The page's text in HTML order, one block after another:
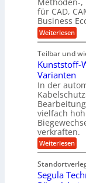
w
i
c
k
e
l
t
g
e
r
a
p
p
ü
b
e
r
V
o
r
j
a
h
r
A
r
b
e
i
t
s
m
a
r
k
t
s
W
a
c
s
t
u
m
s
c
h
a
n
c
e
f
ü
d
e
Methoden-,
für CAD,
Business
Weiterlesen:
S
l
i
d
S
y
s
t
e
m
T
e
a
m
t
i
Teilbar und
Kunststoff-
Varianten
In der
vielfach
verkraften.
Weiterlesen:
K
n
s
Segula